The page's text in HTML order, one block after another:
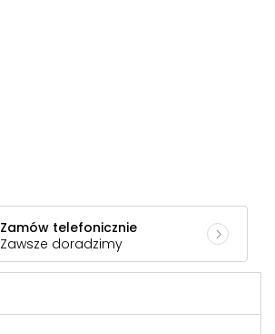
Zamów telefonicznie
Zawsze doradzimy